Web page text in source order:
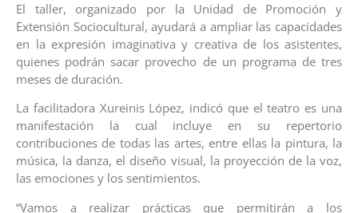
El taller, organizado por la Unidad de Promoción y
Extensión Sociocultural, ayudará a ampliar las capacidades
en la expresión imaginativa y creativa de los asistentes,
quienes podrán sacar provecho de un programa de tres
meses de duración.
La facilitadora Xureinis López, indicó que el teatro es una
manifestación la cual incluye en su repertorio
contribuciones de todas las artes, entre ellas la pintura, la
música, la danza, el diseño visual, la proyección de la voz,
las emociones y los sentimientos.
“Vamos a realizar prácticas que permitirán a los